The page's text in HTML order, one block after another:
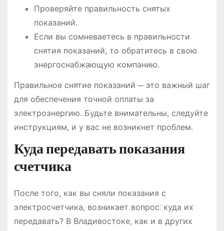
Проверяйте правильность снятых
показаний.
Если вы сомневаетесь в правильности
снятия показаний, то обратитесь в свою
энергоснабжающую компанию.
Правильное снятие показаний ─ это важный шаг
для обеспечения точной оплаты за
электроэнергию. Будьте внимательны, следуйте
инструкциям, и у вас не возникнет проблем.
Куда передавать показания
счетчика
После того, как вы сняли показания с
электросчетчика, возникает вопрос⁚ куда их
передавать? В Владивостоке, как и в других